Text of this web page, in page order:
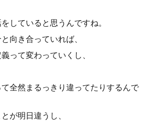
していると思うんですね。
向き合っていれば、
って変わっていくし、
全然まるっきり違ってたりするんで
が明日違うし、